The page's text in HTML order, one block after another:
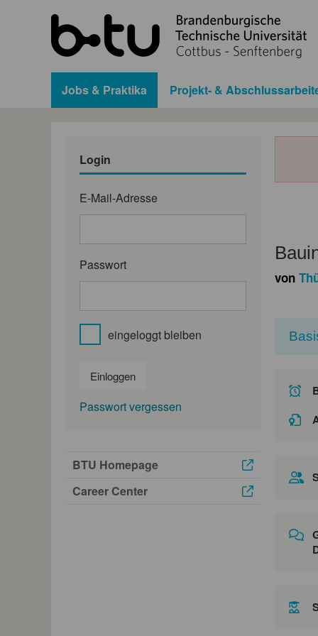
Jobs & Praktika Projekt- &
Login
E-Mail-Adresse
Passwort
eingeloggt bleiben
Einloggen
Passwort vergessen
BTU Homepage
Career Center
von